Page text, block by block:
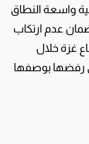
واسعة النطاق
عدم ارتكاب
غزة خلال
رفضها بوصفها